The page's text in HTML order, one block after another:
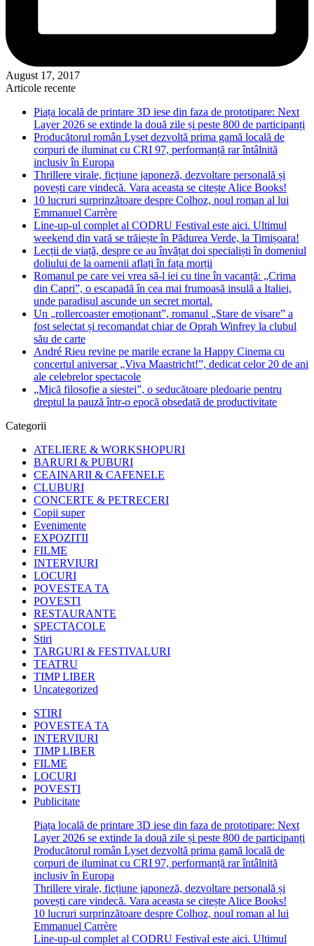
August 17, 2017
Articole recente
Piața locală de printare 3D iese din faza de prototipare: Next
Layer 2026 se extinde la două zile și peste 800 de participanți
Producătorul român Lyset dezvoltă prima gamă locală de
corpuri de iluminat cu CRI 97, performanță rar întâlnită
inclusiv în Europa
Thrillere virale, ficțiune japoneză, dezvoltare personală și
povești care vindecă. Vara aceasta se citește Alice Books!
10 lucruri surprinzătoare despre Colhoz, noul roman al lui
Emmanuel Carrère
Line-up-ul complet al CODRU Festival este aici. Ultimul
weekend din vară se trăiește în Pădurea Verde, la Timișoara!
Lecții de viață, despre ce au învățat doi specialiști în domeniul
doliului de la oamenii aflați în fața morții
Romanul pe care vei vrea să-l iei cu tine în vacanță: „Crima
din Capri”, o escapadă în cea mai frumoasă insulă a Italiei,
unde paradisul ascunde un secret mortal.
Un „rollercoaster emoționant”, romanul „Stare de visare” a
fost selectat și recomandat chiar de Oprah Winfrey la clubul
său de carte
André Rieu revine pe marile ecrane la Happy Cinema cu
concertul aniversar „Viva Maastricht!”, dedicat celor 20 de ani
ale celebrelor spectacole
„Mică filosofie a siestei”, o seducătoare pledoarie pentru
dreptul la pauză într-o epocă obsedată de productivitate
Categorii
ATELIERE & WORKSHOPURI
BARURI & PUBURI
CEAINARII & CAFENELE
CLUBURI
CONCERTE & PETRECERI
Copii super
Evenimente
EXPOZITII
FILME
INTERVIURI
LOCURI
POVESTEA TA
POVESTI
RESTAURANTE
SPECTACOLE
Stiri
TARGURI & FESTIVALURI
TEATRU
TIMP LIBER
Uncategorized
STIRI
POVESTEA TA
INTERVIURI
TIMP LIBER
FILME
LOCURI
POVESTI
Publicitate
Piața locală de printare 3D iese din faza de prototipare: Next
Layer 2026 se extinde la două zile și peste 800 de participanți
Producătorul român Lyset dezvoltă prima gamă locală de
corpuri de iluminat cu CRI 97, performanță rar întâlnită
inclusiv în Europa
Thrillere virale, ficțiune japoneză, dezvoltare personală și
povești care vindecă. Vara aceasta se citește Alice Books!
10 lucruri surprinzătoare despre Colhoz, noul roman al lui
Emmanuel Carrère
Line-up-ul complet al CODRU Festival este aici. Ultimul